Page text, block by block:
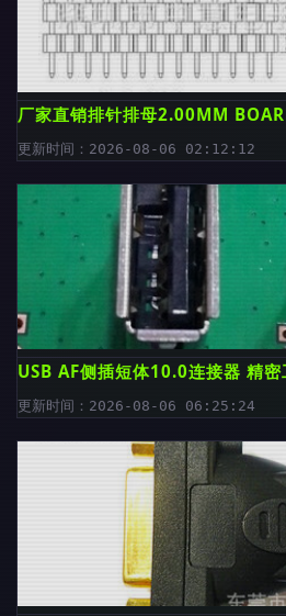
厂家直销排针排母2.00MM
更新时间：2026-08-06 02:12:12
USB AF侧插短体10.0连接器 精
更新时间：2026-08-06 06:25:24